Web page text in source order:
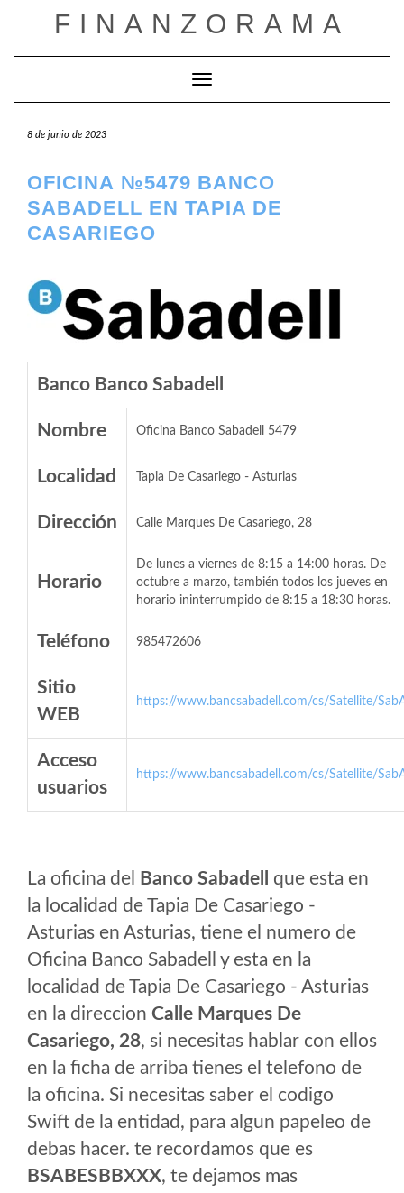
FINANZORAMA
Cambiar modo de navegación
8 de junio de 2023
OFICINA №5479 BANCO
SABADELL EN TAPIA DE
CASARIEGO
Banco Banco Sabadell
Nombre Oficina Banco Sabadell 5479
Localidad Tapia De Casariego - Asturias
Dirección Calle Marques De Casariego, 28
Horario
De lunes a viernes de 8:15 a 14:00 horas. De
octubre a marzo, también todos los jueves en
horario ininterrumpido de 8:15 a 18:30 horas.
Teléfono 985472606
Sitio
WEB
https://www.bancsabadell.com/cs/Satellite/
Acceso
usuarios
https://www.bancsabadell.com/cs/Satellite/
La oficina del Banco Sabadell
que esta en
la localidad de Tapia De Casariego -
Asturias en Asturias, tiene el numero de
Oficina Banco Sabadell y esta en la
localidad de Tapia De Casariego - Asturias
en la direccion Calle Marques De
Casariego, 28, si necesitas hablar con ellos
en la ficha de arriba tienes el telefono de
la oficina. Si necesitas saber el codigo
Swift de la entidad, para algun papeleo de
debas hacer. te recordamos que es
BSABESBBXXX, te dejamos mas